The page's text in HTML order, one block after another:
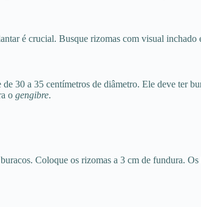
é crucial. Busque rizomas com visual
30 a 35 centímetros de diâmetro. Ele deve ter
o gengibre.
Coloque os rizomas a 3 cm de fundura.